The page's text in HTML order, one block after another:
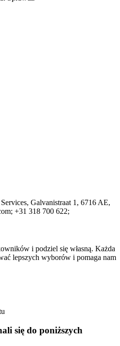
, Galvanistraat 1 , 6716 AE,
+31 318 700 622;
i podziel się własną. Każda
lepszych wyborów i pomaga nam
się do poniższych